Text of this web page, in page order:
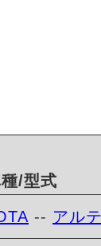
/型式
-- アル